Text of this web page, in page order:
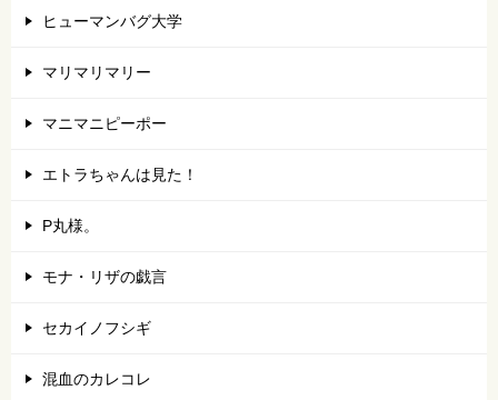
ヒューマンバグ大学
マリマリマリー
マニマニピーポー
エトラちゃんは見た！
P丸様。
モナ・リザの戯言
セカイノフシギ
混血のカレコレ